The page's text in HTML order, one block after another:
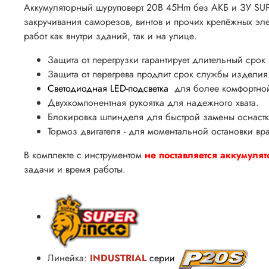
Аккумуляторный шуруповерт 20B 45Hm без АКБ и ЗУ
закручивания саморезов, винтов и прочих крепёжных
работ как внутри зданий, так и на улице.
Защита от перегрузки гарантирует длительный срок
Защита от перегрева продлит срок службы
Светодиодная LED-подсветка для более
Двухкомпонентная рукоятка для надежного хвата.
Блокировка шпинделя для быстрой замены
Тормоз двигателя - для моментальной остановки
В комплекте с инструментом не поставляется
задачи и время работы.
Линейка: INDUSTRIAL серии